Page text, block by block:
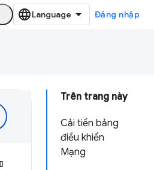
Đăng nhập
Trên trang này
Cải tiến bảng
điều khiển
Mạng